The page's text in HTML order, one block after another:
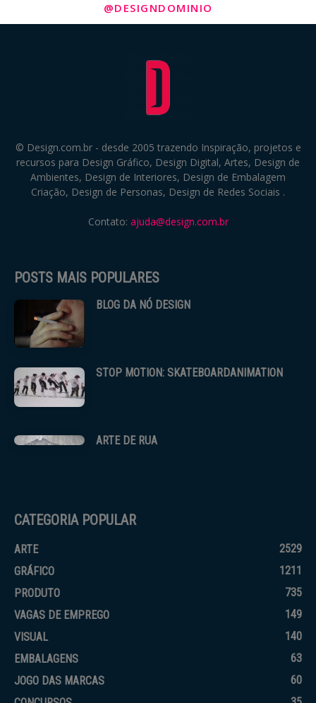
@DESIGNDOMINIO
© Design.com.br - desde 2005 trazendo Inspiração, projetos e
recursos para Design Gráfico, Design Digital, Artes, Design de
Ambientes, Design de Interiores, Design de Embalagem
Criação, Design de Personas, Design de Redes Sociais .
Contato: ajuda@design.com.br
POSTS MAIS POPULARES
BLOG DA NÓ DESIGN
STOP MOTION: SKATEBOARDANIMATION
ARTE DE RUA
CATEGORIA POPULAR
ARTE
2529
GRÁFICO
1211
PRODUTO
735
VAGAS DE EMPREGO
149
VISUAL
140
EMBALAGENS
63
JOGO DAS MARCAS
60